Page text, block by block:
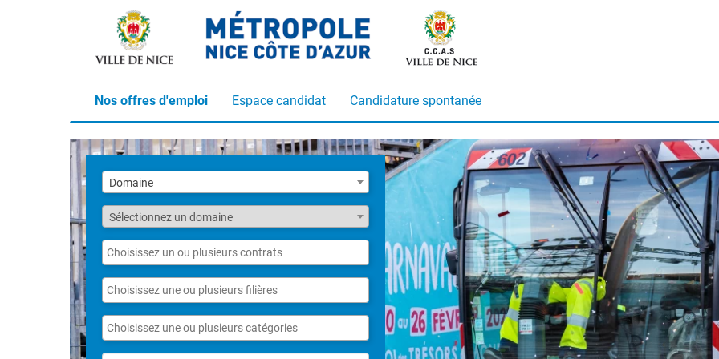
Nos offres d'emploi Espace candidat
Candidature spontanée
Liste
des
domaines
Domaine
Fonction
Sélectionnez un domaine
Liste
des
contrats
Liste
des
filières
Liste
des
catégories